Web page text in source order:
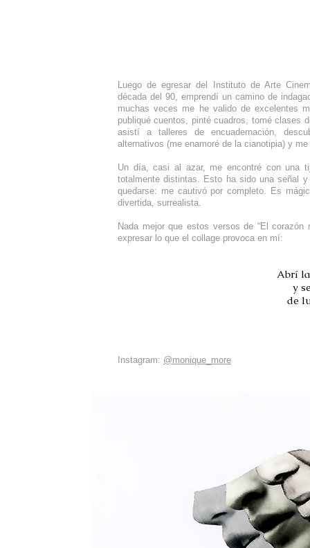
Luego de egresar del Instituto de Arte
década del 90, emprendí un camino de
muchas veces me he valido de excelentes
publiqué cuentos, pinté cuadros, tomé clases
asistí a talleres de encuadernación,
alternativos (me enamoré de la cianotipia) y
Un día, casi al azar, me encontré con una
totalmente distintas. Esto ha sido una señal
quedarse: me cautivó por completo. Es
divertida, surrealista.
Nada mejor que estos versos de “El
expresar lo que el collage provoca en mí:
Abrí la
y
de
Instagram: @monique_more